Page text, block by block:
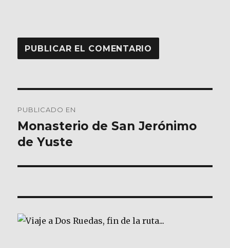
de
entradas
PUBLICADO EN
Monasterio de San Jerónimo
de Yuste